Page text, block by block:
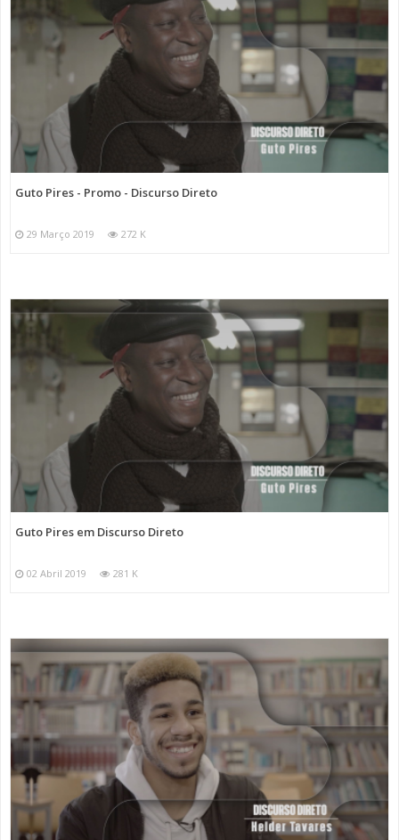
Guto Pires - Promo - Discurso Direto
29 Março 2019 272 K
Guto Pires em Discurso Direto
02 Abril 2019 281 K